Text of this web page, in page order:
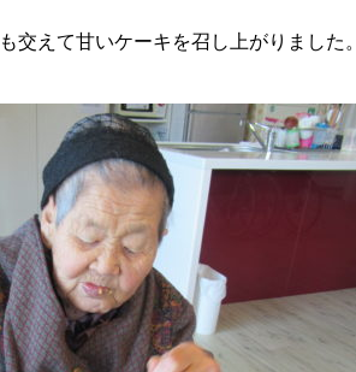
交えて甘いケーキを召し上がりました。